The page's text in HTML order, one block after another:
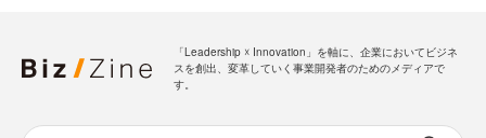
「Leadership ☓ Innovation」を軸に、企業においてビジネ
スを創出、変革していく事業開発者のためのメディアで
す。